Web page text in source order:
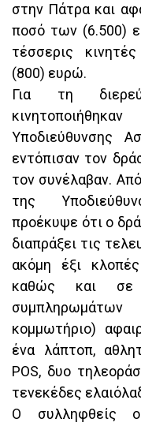
στην Πάτρα και
ποσό των (6.500)
τέσσερις
(800) ευρώ.
Για τη
Υποδιεύθυνσης
εντόπισαν τον
τον συνέλαβαν.
της
προέκυψε ότι ο
διαπράξει τις
ακόμη έξι
καθώς και σε
συμπληρωμάτων
κομμωτήριο)
ένα λάπτοπ,
POS, δυο
τενεκέδες
Ο συλληφθείς